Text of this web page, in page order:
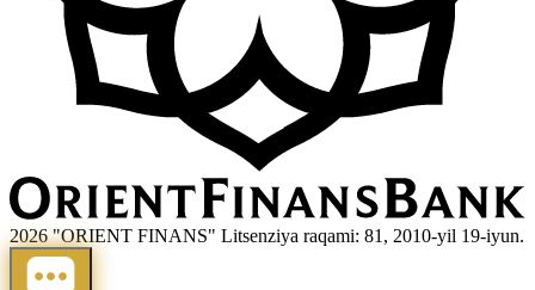
2026 "ORIENT FINANS" Litsenziya raqami: 81, 2010-yil 19-iyun.